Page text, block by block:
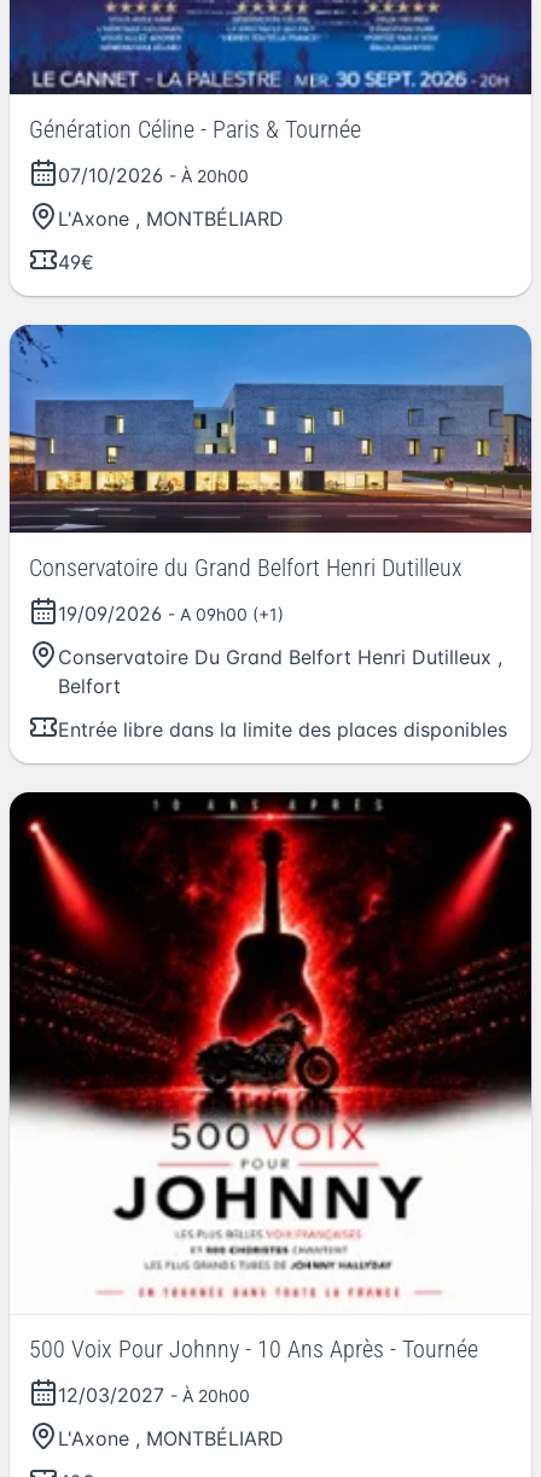
Génération Céline - Paris & Tournée
07/10/2026 - À 20h00
L'Axone , MONTBÉLIARD
49€
Conservatoire du Grand Belfort Henri Dutilleux
19/09/2026 - A 09h00 (+1)
Conservatoire Du Grand Belfort Henri Dutilleux ,
Belfort
Entrée libre dans la limite des places disponibles
500 Voix Pour Johnny - 10 Ans Après - Tournée
12/03/2027 - À 20h00
L'Axone , MONTBÉLIARD